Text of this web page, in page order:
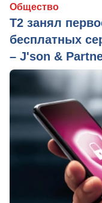
Общество
Т2 занял
бесплатных
– J'son &